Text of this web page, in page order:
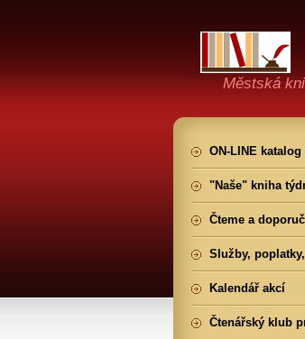
Městská
ON-LINE
"Naše" kniha
Čteme a
Služby,
Kalendář akcí
Čtenářský klub